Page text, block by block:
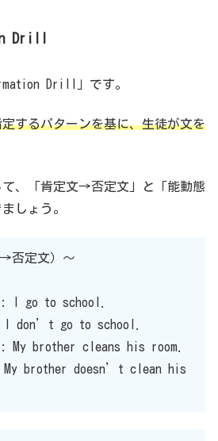
Drill
Drill」です。
するパターンを基に、生徒が文を
、「肯定文→否定文」と「能動態
しょう。
否定文）〜
to school.
go to school.
cleans his room.
doesn’t clean his